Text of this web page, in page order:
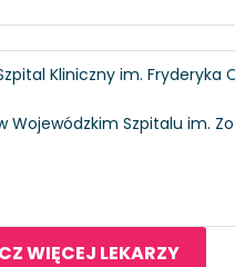
Kliniczny im. Fryderyka
Wojewódzkim Szpitalu im.
WIĘCEJ LEKARZY